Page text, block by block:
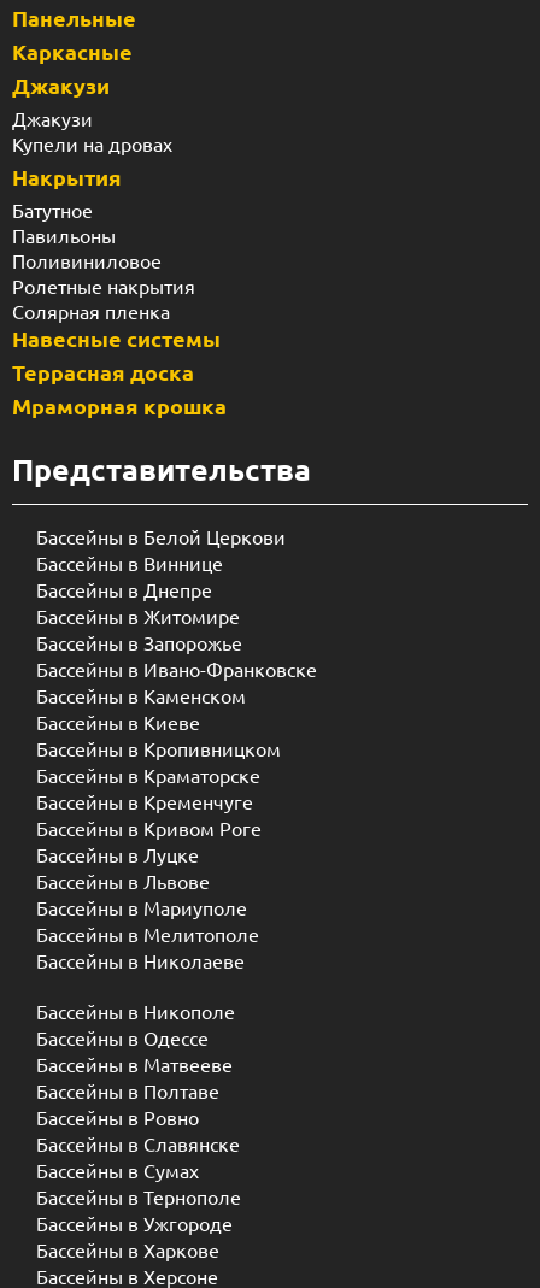
Панельные
Каркасные
Джакузи
Джакузи
Купели на дровах
Накрытия
Батутное
Павильоны
Поливиниловое
Ролетные накрытия
Солярная пленка
Навесные системы
Террасная доска
Мраморная крошка
Представительства
Бассейны в Белой Церкови
Бассейны в Виннице
Бассейны в Днепре
Бассейны в Житомире
Бассейны в Запорожье
Бассейны в Ивано-Франковске
Бассейны в Каменском
Бассейны в Киеве
Бассейны в Кропивницком
Бассейны в Краматорске
Бассейны в Кременчуге
Бассейны в Кривом Роге
Бассейны в Луцке
Бассейны в Львове
Бассейны в Мариуполе
Бассейны в Мелитополе
Бассейны в Николаеве
Бассейны в Никополе
Бассейны в Одессе
Бассейны в Матвееве
Бассейны в Полтаве
Бассейны в Ровно
Бассейны в Славянске
Бассейны в Сумах
Бассейны в Тернополе
Бассейны в Ужгороде
Бассейны в Харкове
Бассейны в Херсоне